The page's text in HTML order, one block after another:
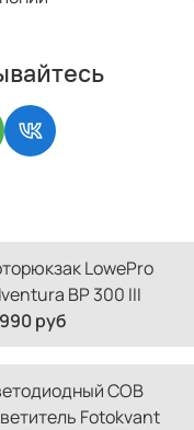
LowePro
BP 300 III
руб
COB
Fotokvant